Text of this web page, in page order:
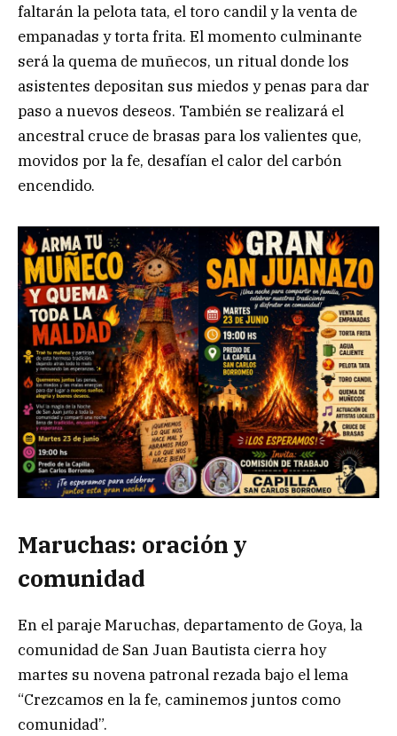
faltarán la pelota tata, el toro candil y la venta de
empanadas y torta frita. El momento culminante
será la quema de muñecos, un ritual donde los
asistentes depositan sus miedos y penas para dar
paso a nuevos deseos. También se realizará el
ancestral cruce de brasas para los valientes que,
movidos por la fe, desafían el calor del carbón
encendido.
Maruchas: oración y
comunidad
En el paraje Maruchas, departamento de Goya, la
comunidad de San Juan Bautista cierra hoy
martes su novena patronal rezada bajo el lema
“Crezcamos en la fe, caminemos juntos como
comunidad”.